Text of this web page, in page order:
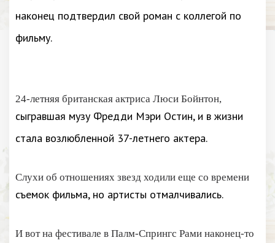
наконец подтвердил свой роман с коллегой по
фильму.
24-летняя британская актриса Люси Бойнтон,
сыгравшая музу Фредди Мэри Остин, и в жизни
стала возлюбленной 37-летнего актера.
Слухи об отношениях звезд ходили еще со времени
съемок фильма, но артисты отмалчивались.
И вот на фестивале в Палм-Спрингс Рами наконец-то